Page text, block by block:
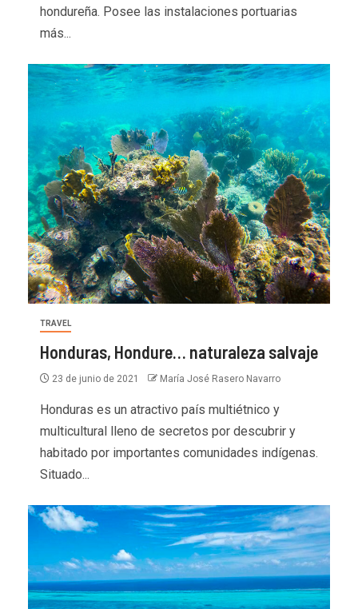
hondureña. Posee las instalaciones portuarias
más...
TRAVEL
Honduras, Hondure… naturaleza salvaje
23 de junio de 2021 María José Rasero Navarro
Honduras es un atractivo país multiétnico y
multicultural lleno de secretos por descubrir y
habitado por importantes comunidades indígenas.
Situado...